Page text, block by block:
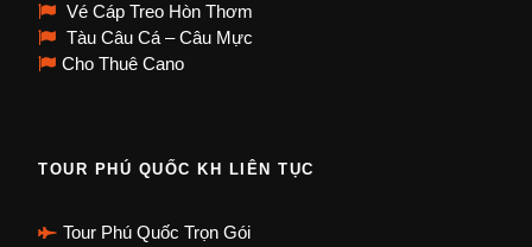
Vé Cáp Treo Hòn Thơm
Tàu Câu Cá – Câu Mực
Cho Thuê Cano
TOUR PHÚ QUỐC KH LIÊN TỤC
Tour Phú Quốc Trọn Gói